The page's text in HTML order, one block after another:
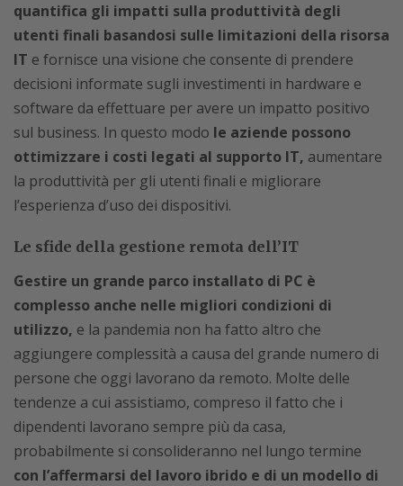
quantifica gli impatti sulla produttività degli
utenti finali basandosi sulle limitazioni della risorsa
IT e fornisce una visione che consente di prendere
decisioni informate sugli investimenti in hardware e
software da effettuare per avere un impatto positivo
sul business. In questo modo le aziende possono
ottimizzare i costi legati al supporto IT, aumentare
la produttività per gli utenti finali e migliorare
l’esperienza d’uso dei dispositivi.
Le sfide della gestione remota dell’IT
Gestire un grande parco installato di PC è
complesso anche nelle migliori condizioni di
utilizzo, e la pandemia non ha fatto altro che
aggiungere complessità a causa del grande numero di
persone che oggi lavorano da remoto. Molte delle
tendenze a cui assistiamo, compreso il fatto che i
dipendenti lavorano sempre più da casa,
probabilmente si consolideranno nel lungo termine
con l’affermarsi del lavoro ibrido e di un modello di